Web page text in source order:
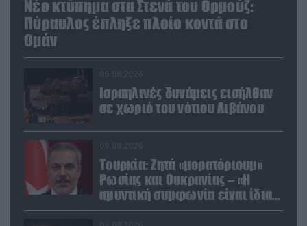
Νέο κτύπημα στα Στενά του Ορμούζ:
Πύραυλος έπληξε πλοίο κοντά στο
Ομάν
Ισραηλινές δυνάμεις εισήλθαν
σε χωριό του νότιου Λιβάνου
Τουρκία: Ζητά «μορατόριουμ»
Ρωσίας και Ουκρανίας – «Η
αμυντική συμφωνία είναι ίδια
με το άρθρο 5 του ΝΑΤΟ» (upd)